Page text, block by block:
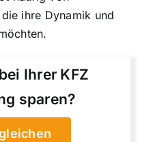
ihre Dynamik und
Ihrer KFZ
sparen?